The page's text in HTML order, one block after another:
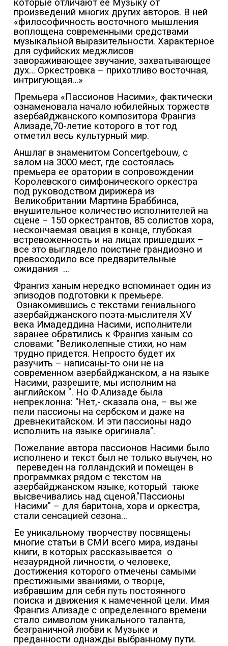
которые отличают ее Музыку от
произведений многих других авторов. В ней
«философичность восточного мышления
воплощена современными средствами
музыкальной выразительности. Характерное
для суфийских меджлисов
завораживающее звучание, захватывающее
дух… Оркестровка – прихотливо восточная,
интригующая…»
Премьера «Пассионов Насими», фактически
ознаменовала начало юбилейных торжеств
азербайджанского композитора Франгиз
Ализаде,70-летие которого в тот год
отметил весь культурный мир.
Аншлаг в знаменитом Сoncertgebouw, с
залом на 3000 мест, где состоялась
премьера ее оратории в сопровождении
Королевского симфонического оркестра
под руководством дирижера из
Великобритании Мартина Браббинса,
внушительное количество исполнителей на
сцене – 150 оркестрантов, 85 солистов хора,
нескончаемая овация в конце, глубокая
встревоженность и на лицах пришедших –
все это выглядело поистине грандиозно и
превосходило все предварительные
ожидания …
Франгиз ханым нередко вспоминает один из
эпизодов подготовки к премьере.
Ознакомившись с текстами гениального
азербайджанского поэта-мыслителя XV
века Имадеддина Насими, исполнители
заранее обратились к Франгиз ханым со
словами: "Великолепные стихи, но нам
трудно придется. Непросто будет их
разучить – написаны-то они не на
современном азербайджанском, а на языке
Насими, разрешите, мы исполним на
английском ". Но Ф.Ализаде была
непреклонна: "Нет,- сказала она, – вы же
пели пассионы на сербском и даже на
древнекитайском. И эти пассионы надо
исполнить на языке оригинала".
Пожелание автора пассионов Насими было
исполнено и текст был не только выучен, но
переведен на голландский и помещен в
программках рядом с текстом на
азербайджанском языке, который также
высвечивались над сценой."Пассионы
Насими" – для баритона, хора и оркестра,
стали сенсацией сезона…
Ее уникальному творчеству посвящены
многие статьи в СМИ всего мира, изданы
книги, в которых рассказывается о
незаурядной личности, о человеке,
достижения которого отмечены самыми
престижными званиями, о творце,
избравшим для себя путь постоянного
поиска и движения к намеченной цели. Имя
Франгиз Ализаде с определенного времени
стало символом уникального таланта,
безграничной любви к Музыке и
преданности однажды выбранному пути.